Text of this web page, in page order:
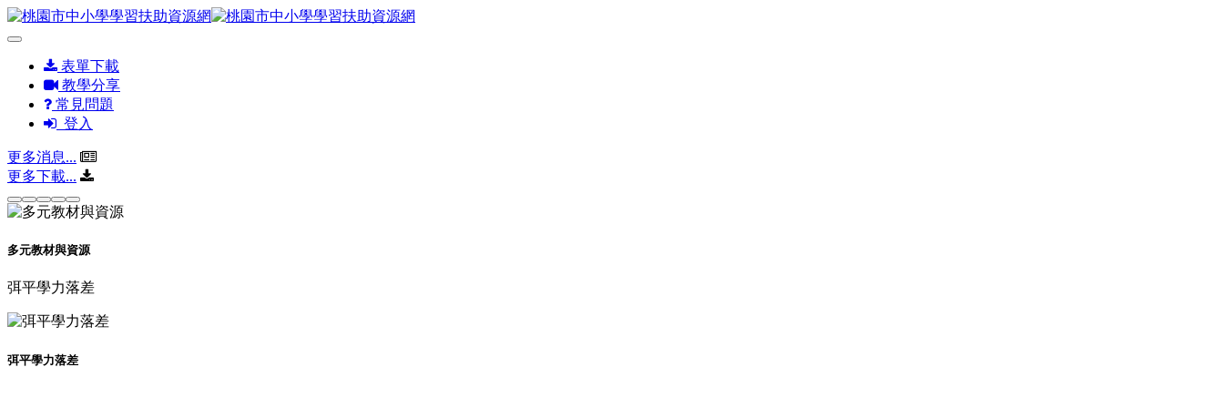
表單下載
教學分享
常見問題
登入
更多消息...
更多下載...
多元教材與資源
弭平學力落差
弭平學力落差